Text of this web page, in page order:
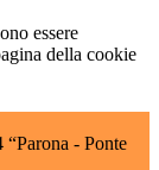
essere
della cookie
- Ponte